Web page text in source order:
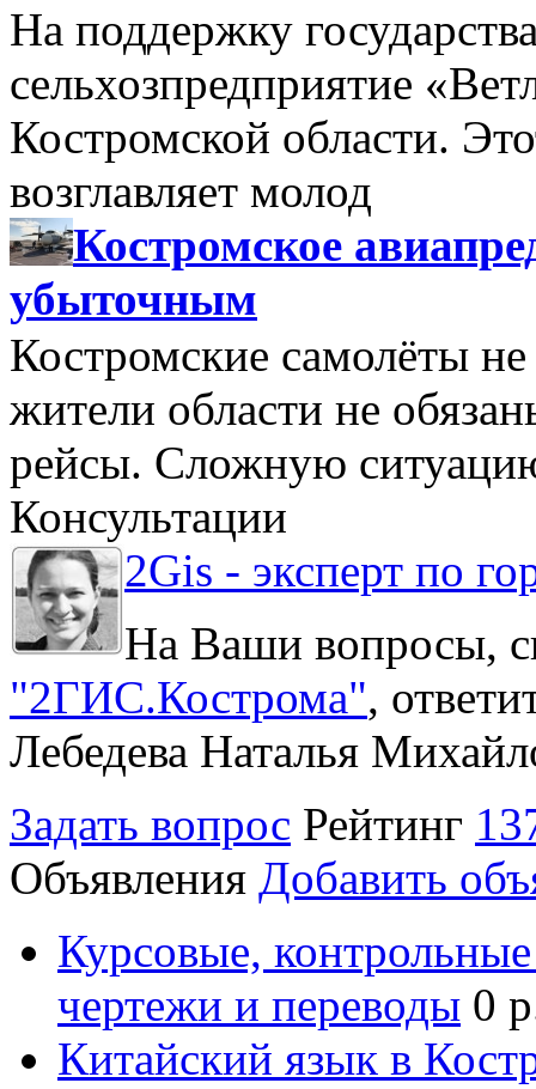
На поддержку
сельхозпредприятие
Костромской области.
возглавляет молод
Костромское
убыточным
Костромские самолёты
жители области не
рейсы. Сложную
Консультации
2Gis - эксперт по
На Ваши вопросы,
"2ГИС.Кострома",
Лебедева Наталья
Задать вопрос Рейтинг
Объявления Добавить
Курсовые,
чертежи и переводы 0
Китайский язык в